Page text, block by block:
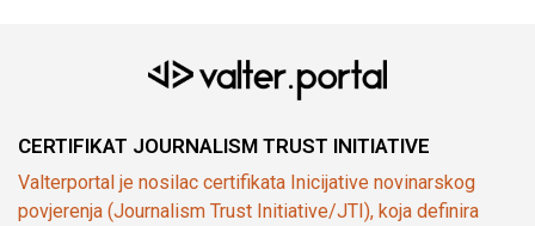
CERTIFIKAT JOURNALISM TRUST INITIATIVE
Valterportal je nosilac certifikata Inicijative novinarskog
povjerenja (Journalism Trust Initiative/JTI), koja definira